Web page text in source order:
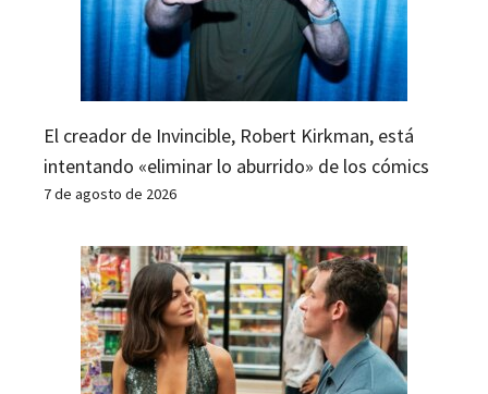
El creador de Invincible, Robert Kirkman, está
intentando «eliminar lo aburrido» de los cómics
7 de agosto de 2026